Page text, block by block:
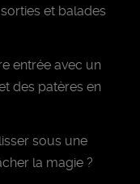
et balades
entrée avec un
des patères en
sous une
la magie ?